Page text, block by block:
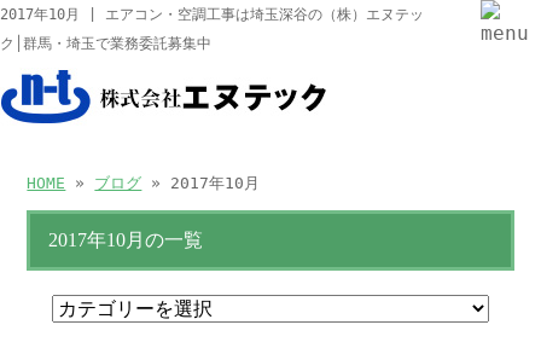
2017年10月 | エアコン・空調工事は埼玉深谷の（株）エヌテッ
ク│群馬・埼玉で業務委託募集中
HOME » ブログ » 2017年10月
2017年10月の一覧